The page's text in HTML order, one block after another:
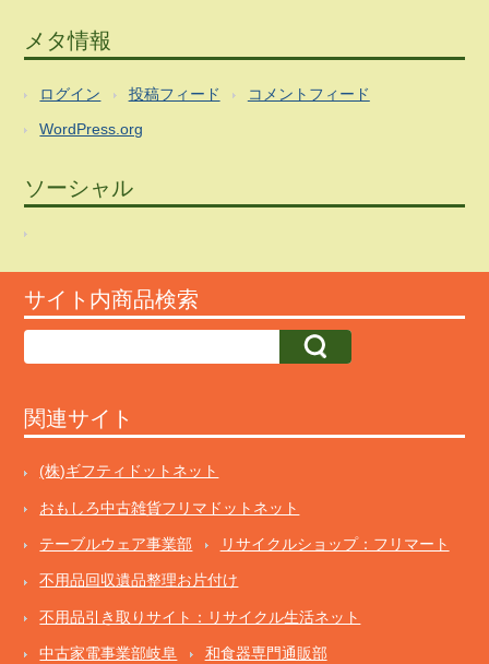
メタ情報
ログイン 投稿フィード コメントフィード
WordPress.org
ソーシャル
サイト内商品検索
関連サイト
(株)ギフティドットネット
おもしろ中古雑貨フリマドットネット
テーブルウェア事業部 リサイクルショップ：フリマート
不用品回収遺品整理お片付け
不用品引き取りサイト：リサイクル生活ネット
中古家電事業部岐阜 和食器専門通販部